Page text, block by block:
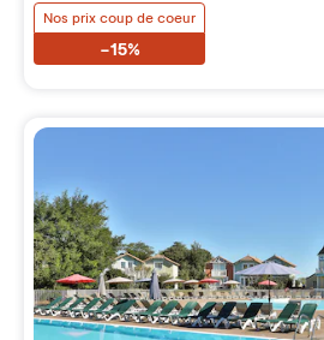
Nos prix coup de coeur
-15%